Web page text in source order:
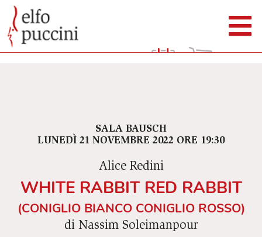
SALA BAUSCH
LUNEDÌ 21 NOVEMBRE 2022 ORE 19:30
Alice Redini
WHITE RABBIT RED RABBIT
(CONIGLIO BIANCO CONIGLIO ROSSO)
di Nassim Soleimanpour